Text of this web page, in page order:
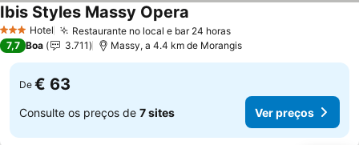
3 EstrelasHotel Restaurante no local e bar 24 horas
Ibis Styles Massy Opera
7,7 Boa 3.711 Massy, a 4.4 km de Morangis
De € 63
Consulte os preços de 7 sites Ver preços